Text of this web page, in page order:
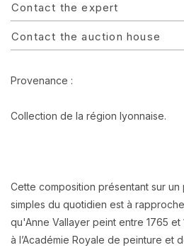
Contact the expert
Contact the auction house
Provenance :
Collection de la région lyonnaise.
Cette composition présentant sur
simples du quotidien est à
qu'Anne Vallayer peint entre 1765
à l’Académie Royale de peinture et